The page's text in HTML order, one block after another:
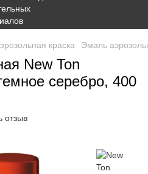
краска Эмаль
New Ton
серебро, 400
отзыв